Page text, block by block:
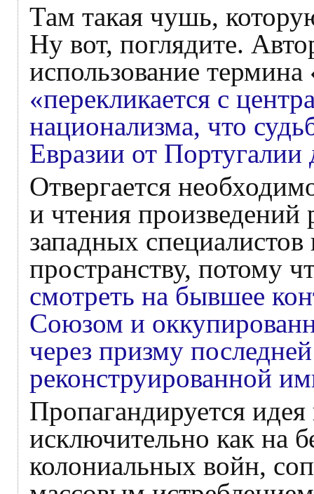
Там такая чушь,
Ну вот, поглядите.
использование
«перекликается с
национализма, что
Евразии от Португалии
Отвергается
и чтения произведений
западных
пространству, потому
смотреть на бывшее
Союзом и
через призму
реконструированной
Пропагандируется
исключительно как на
колониальных войн,